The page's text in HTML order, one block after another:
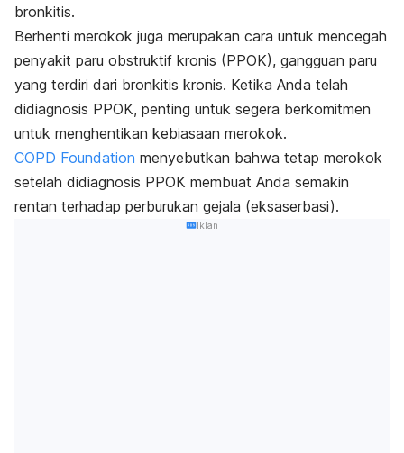
bronkitis.
Berhenti merokok juga merupakan cara untuk mencegah
penyakit paru obstruktif kronis (PPOK), gangguan paru
yang terdiri dari bronkitis kronis. Ketika Anda telah
didiagnosis PPOK, penting untuk segera berkomitmen
untuk menghentikan kebiasaan merokok.
COPD Foundation menyebutkan bahwa tetap merokok
setelah didiagnosis PPOK membuat Anda semakin
rentan terhadap perburukan gejala (eksaserbasi).
Iklan